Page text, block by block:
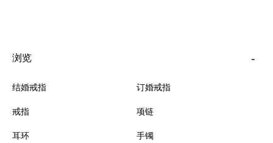
浏览
结婚戒指
订婚戒指
戒指
项链
耳环
手镯